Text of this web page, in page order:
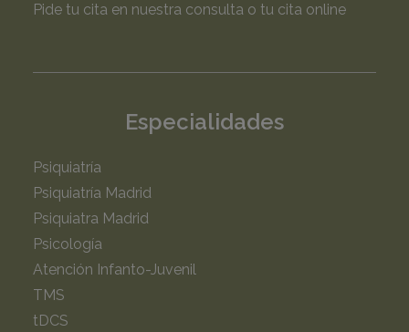
Pide tu cita en nuestra consulta o tu cita online
Especialidades
Psiquiatría
Psiquiatría Madrid
Psiquiatra Madrid
Psicología
Atención Infanto-Juvenil
TMS
tDCS